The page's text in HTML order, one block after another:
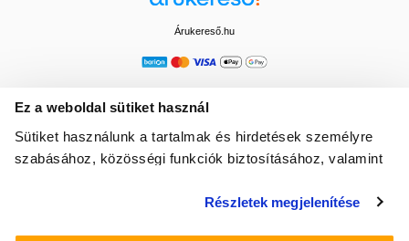
Ez a weboldal sütiket használ
Sütiket használunk a tartalmak és hirdetések személyre
szabásához, közösségi funkciók biztosításához, valamint
média-, hirdető- és elemező partnereinkkel megosztjuk az
Részletek megjelenítése
Árukereső.hu